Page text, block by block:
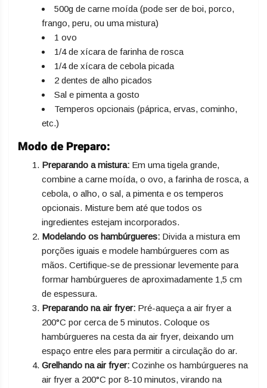
500g de carne moída (pode ser de boi, porco,
frango, peru, ou uma mistura)
1 ovo
1/4 de xícara de farinha de rosca
1/4 de xícara de cebola picada
2 dentes de alho picados
Sal e pimenta a gosto
Temperos opcionais (páprica, ervas, cominho,
etc.)
Modo de Preparo:
Preparando a mistura: Em uma tigela grande,
combine a carne moída, o ovo, a farinha de rosca, a
cebola, o alho, o sal, a pimenta e os temperos
opcionais. Misture bem até que todos os
ingredientes estejam incorporados.
Modelando os hambúrgueres: Divida a mistura em
porções iguais e modele hambúrgueres com as
mãos. Certifique-se de pressionar levemente para
formar hambúrgueres de aproximadamente 1,5 cm
de espessura.
Preparando na air fryer: Pré-aqueça a air fryer a
200°C por cerca de 5 minutos. Coloque os
hambúrgueres na cesta da air fryer, deixando um
espaço entre eles para permitir a circulação do ar.
Grelhando na air fryer: Cozinhe os hambúrgueres na
air fryer a 200°C por 8-10 minutos, virando na